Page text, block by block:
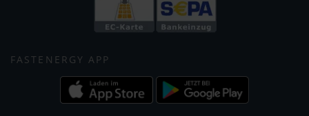
FASTENERGY APP